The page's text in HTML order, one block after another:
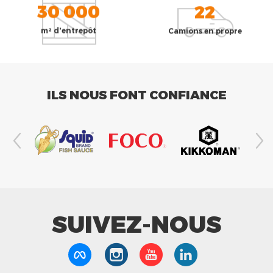
30 000
m² d'entrepôt
22
Camions en propre
ILS NOUS FONT CONFIANCE
SUIVEZ-NOUS